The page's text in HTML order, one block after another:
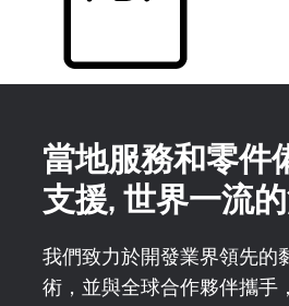
當地服務和零件
支援, 世界一流
我們致力於開發業界領先的
術，並與全球合作夥伴攜手